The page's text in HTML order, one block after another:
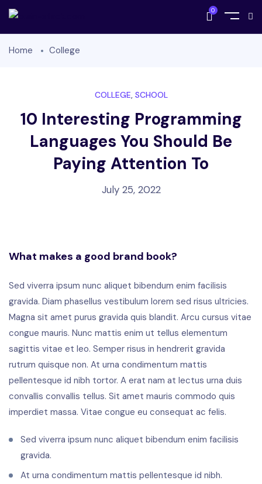
0
Home College
COLLEGE, SCHOOL
10 Interesting Programming
Languages You Should Be
Paying Attention To
July 25, 2022
What makes a good brand book?
Sed viverra ipsum nunc aliquet bibendum enim facilisis
gravida. Diam phasellus vestibulum lorem sed risus ultricies.
Magna sit amet purus gravida quis blandit. Arcu cursus vitae
congue mauris. Nunc mattis enim ut tellus elementum
sagittis vitae et leo. Semper risus in hendrerit gravida
rutrum quisque non. At urna condimentum mattis
pellentesque id nibh tortor. A erat nam at lectus urna duis
convallis convallis tellus. Sit amet mauris commodo quis
imperdiet massa. Vitae congue eu consequat ac felis.
Sed viverra ipsum nunc aliquet bibendum enim facilisis
gravida.
At urna condimentum mattis pellentesque id nibh.